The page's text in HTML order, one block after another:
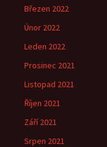
Březen 2022
Únor 2022
Leden 2022
Prosinec 2021
Listopad 2021
Říjen 2021
Září 2021
Srpen 2021